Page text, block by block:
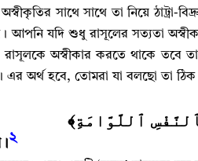
সাথে সাথে তা নিয়ে ঠাট্রা-
। আপনি যদি শুধু রাসূলের সত্যতা
রাসূলকে অস্বীকার করতে থাকে তবে
। এর অর্থ হবে, তোমরা যা বলছো তা
ٱللَّوَّامَةِ﴾
।২